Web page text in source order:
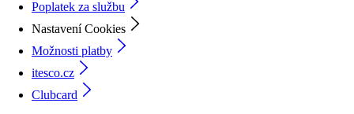
Poplatek za službu
Nastavení Cookies
Možnosti platby
itesco.cz
Clubcard